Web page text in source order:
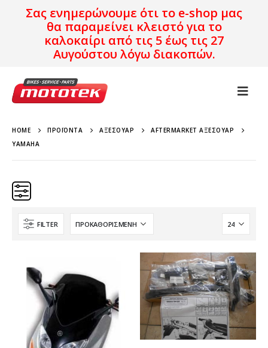
Σας ενημερώνουμε ότι το e-shop μας
θα παραμείνει κλειστό για το
καλοκαίρι από τις 5 έως τις 27
Αυγούστου λόγω διακοπών.
HOME ΠΡΟΪΌΝΤΑ ΑΞΕΣΟΥΆΡ
AFTERMARKET ΑΞΕΣΟΥΆΡ
YAMAHA
Brand
Χρονολογία
Προϊόν Προέλευση
Aftermarket
FILTER